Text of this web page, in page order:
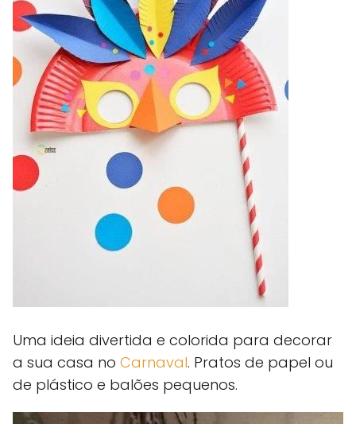
Uma ideia divertida e colorida para decorar
a sua casa no Carnaval. Pratos de papel ou
de plástico e balões pequenos.